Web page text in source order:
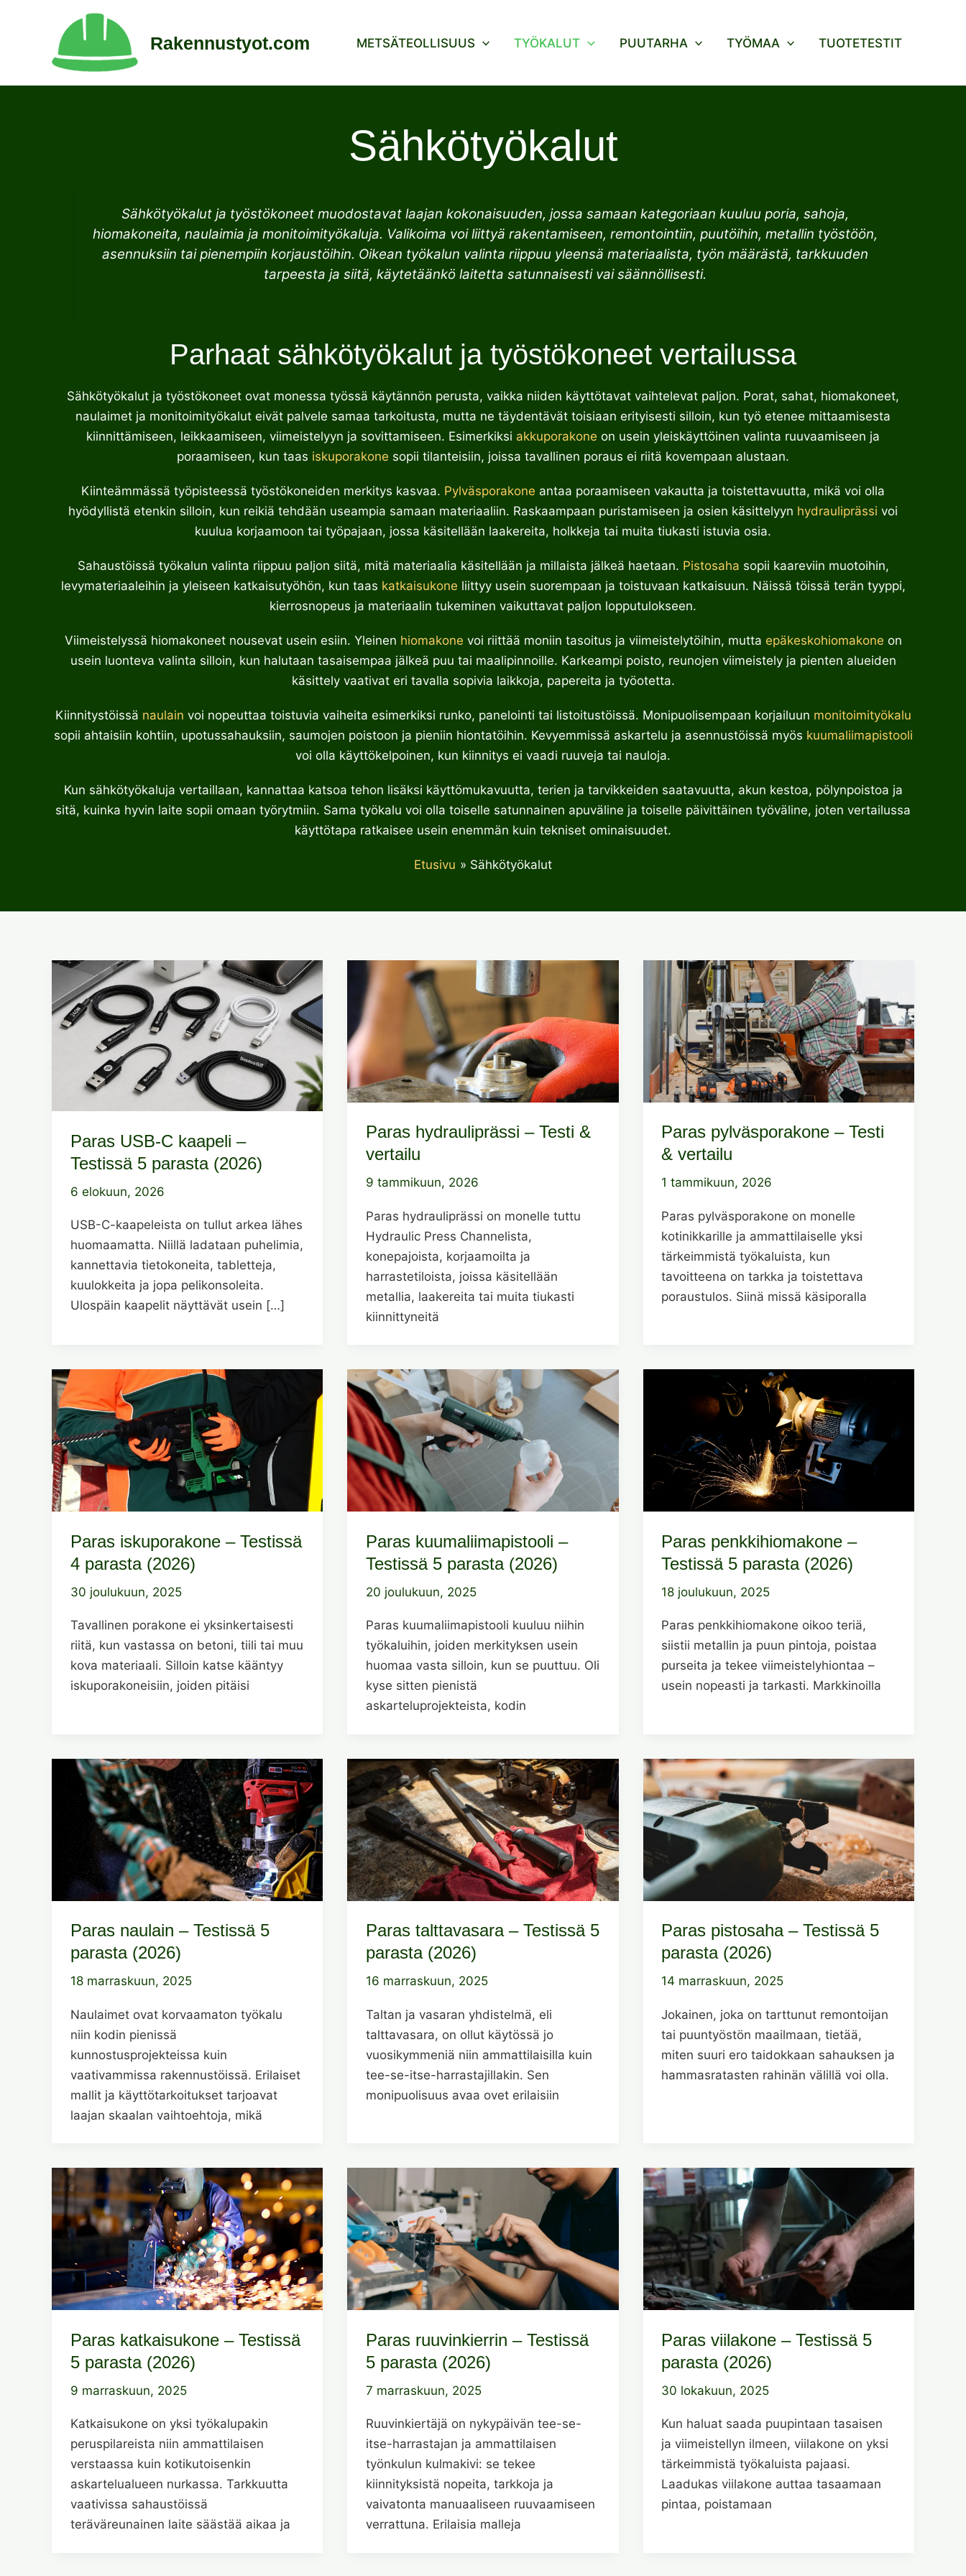
Rakennustyot.com METSÄTEOLLISUUS TYÖKALUT PUUTARHA TYÖMAA TUOTETESTIT
Sähkötyökalut
Sähkötyökalut ja työstökoneet muodostavat laajan kokonaisuuden, jossa samaan kategoriaan kuuluu poria, sahoja,
hiomakoneita, naulaimia ja monitoimityökaluja. Valikoima voi liittyä rakentamiseen, remontointiin, puutöihin, metallin työstöön,
asennuksiin tai pienempiin korjaustöihin. Oikean työkalun valinta riippuu yleensä materiaalista, työn määrästä, tarkkuuden
tarpeesta ja siitä, käytetäänkö laitetta satunnaisesti vai säännöllisesti.
Parhaat sähkötyökalut ja työstökoneet vertailussa
Sähkötyökalut ja työstökoneet ovat monessa työssä käytännön perusta, vaikka niiden käyttötavat vaihtelevat paljon. Porat, sahat, hiomakoneet,
naulaimet ja monitoimityökalut eivät palvele samaa tarkoitusta, mutta ne täydentävät toisiaan erityisesti silloin, kun työ etenee mittaamisesta
kiinnittämiseen, leikkaamiseen, viimeistelyyn ja sovittamiseen. Esimerkiksi akkuporakone on usein yleiskäyttöinen valinta ruuvaamiseen ja
poraamiseen, kun taas iskuporakone sopii tilanteisiin, joissa tavallinen poraus ei riitä kovempaan alustaan.
Kiinteämmässä työpisteessä työstökoneiden merkitys kasvaa. Pylväsporakone antaa poraamiseen vakautta ja toistettavuutta, mikä voi olla
hyödyllistä etenkin silloin, kun reikiä tehdään useampia samaan materiaaliin. Raskaampaan puristamiseen ja osien käsittelyyn hydrauliprässi voi
kuulua korjaamoon tai työpajaan, jossa käsitellään laakereita, holkkeja tai muita tiukasti istuvia osia.
Sahaustöissä työkalun valinta riippuu paljon siitä, mitä materiaalia käsitellään ja millaista jälkeä haetaan. Pistosaha sopii kaareviin muotoihin,
levymateriaaleihin ja yleiseen katkaisutyöhön, kun taas katkaisukone liittyy usein suorempaan ja toistuvaan katkaisuun. Näissä töissä terän tyyppi,
kierrosnopeus ja materiaalin tukeminen vaikuttavat paljon lopputulokseen.
Viimeistelyssä hiomakoneet nousevat usein esiin. Yleinen hiomakone voi riittää moniin tasoitus ja viimeistelytöihin, mutta epäkeskohiomakone on
usein luonteva valinta silloin, kun halutaan tasaisempaa jälkeä puu tai maalipinnoille. Karkeampi poisto, reunojen viimeistely ja pienten alueiden
käsittely vaativat eri tavalla sopivia laikkoja, papereita ja työotetta.
Kiinnitystöissä naulain voi nopeuttaa toistuvia vaiheita esimerkiksi runko, panelointi tai listoitustöissä. Monipuolisempaan korjailuun monitoimityökalu
sopii ahtaisiin kohtiin, upotussahauksiin, saumojen poistoon ja pieniin hiontatöihin. Kevyemmissä askartelu ja asennustöissä myös kuumaliimapistooli
voi olla käyttökelpoinen, kun kiinnitys ei vaadi ruuveja tai nauloja.
Kun sähkötyökaluja vertaillaan, kannattaa katsoa tehon lisäksi käyttömukavuutta, terien ja tarvikkeiden saatavuutta, akun kestoa, pölynpoistoa ja
sitä, kuinka hyvin laite sopii omaan työrytmiin. Sama työkalu voi olla toiselle satunnainen apuväline ja toiselle päivittäinen työväline, joten vertailussa
käyttötapa ratkaisee usein enemmän kuin tekniset ominaisuudet.
Etusivu Sähkötyökalut
Paras USB-C kaapeli –
Testissä 5 parasta (2026)
6 elokuun, 2026
USB-C-kaapeleista on tullut arkea lähes
huomaamatta. Niillä ladataan puhelimia,
kannettavia tietokoneita, tabletteja,
kuulokkeita ja jopa pelikonsoleita.
Ulospäin kaapelit näyttävät usein […]
Paras hydrauliprässi – Testi &
vertailu
9 tammikuun, 2026
Paras hydrauliprässi on monelle tuttu
Hydraulic Press Channelista,
konepajoista, korjaamoilta ja
harrastetiloista, joissa käsitellään
metallia, laakereita tai muita tiukasti
kiinnittyneitä
Paras pylväsporakone – Testi
& vertailu
1 tammikuun, 2026
Paras pylväsporakone on monelle
kotinikkarille ja ammattilaiselle yksi
tärkeimmistä työkaluista, kun
tavoitteena on tarkka ja toistettava
poraustulos. Siinä missä käsiporalla
Paras iskuporakone – Testissä
4 parasta (2026)
30 joulukuun, 2025
Tavallinen porakone ei yksinkertaisesti
riitä, kun vastassa on betoni, tiili tai muu
kova materiaali. Silloin katse kääntyy
iskuporakoneisiin, joiden pitäisi
Paras kuumaliimapistooli –
Testissä 5 parasta (2026)
20 joulukuun, 2025
Paras kuumaliimapistooli kuuluu niihin
työkaluihin, joiden merkityksen usein
huomaa vasta silloin, kun se puuttuu. Oli
kyse sitten pienistä
askarteluprojekteista, kodin
Paras penkkihiomakone –
Testissä 5 parasta (2026)
18 joulukuun, 2025
Paras penkkihiomakone oikoo teriä,
siistii metallin ja puun pintoja, poistaa
purseita ja tekee viimeistelyhiontaa –
usein nopeasti ja tarkasti. Markkinoilla
Paras naulain – Testissä 5
parasta (2026)
18 marraskuun, 2025
Naulaimet ovat korvaamaton työkalu
niin kodin pienissä
kunnostusprojekteissa kuin
vaativammissa rakennustöissä. Erilaiset
mallit ja käyttötarkoitukset tarjoavat
laajan skaalan vaihtoehtoja, mikä
Paras talttavasara – Testissä 5
parasta (2026)
16 marraskuun, 2025
Taltan ja vasaran yhdistelmä, eli
talttavasara, on ollut käytössä jo
vuosikymmeniä niin ammattilaisilla kuin
tee-se-itse-harrastajillakin. Sen
monipuolisuus avaa ovet erilaisiin
Paras pistosaha – Testissä 5
parasta (2026)
14 marraskuun, 2025
Jokainen, joka on tarttunut remontoijan
tai puuntyöstön maailmaan, tietää,
miten suuri ero taidokkaan sahauksen ja
hammasratasten rahinän välillä voi olla.
Paras katkaisukone – Testissä
5 parasta (2026)
9 marraskuun, 2025
Katkaisukone on yksi työkalupakin
peruspilareista niin ammattilaisen
verstaassa kuin kotikutoisenkin
askartelualueen nurkassa. Tarkkuutta
vaativissa sahaustöissä
teräväreunainen laite säästää aikaa ja
Paras ruuvinkierrin – Testissä
5 parasta (2026)
7 marraskuun, 2025
Ruuvinkiertäjä on nykypäivän tee-se-
itse-harrastajan ja ammattilaisen
työnkulun kulmakivi: se tekee
kiinnityksistä nopeita, tarkkoja ja
vaivatonta manuaaliseen ruuvaamiseen
verrattuna. Erilaisia malleja
Paras viilakone – Testissä 5
parasta (2026)
30 lokakuun, 2025
Kun haluat saada puupintaan tasaisen
ja viimeistellyn ilmeen, viilakone on yksi
tärkeimmistä työkaluista pajaasi.
Laadukas viilakone auttaa tasaamaan
pintaa, poistamaan